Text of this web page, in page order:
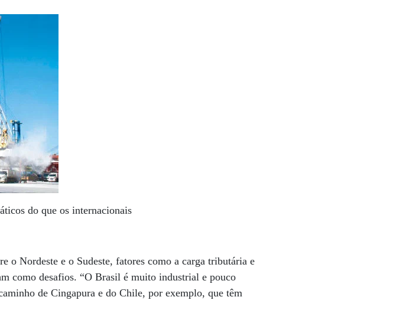
do que os internacionais
o Nordeste e o Sudeste, fatores como a carga tributária e
como desafios. “O Brasil é muito industrial e pouco
de Cingapura e do Chile, por exemplo, que têm